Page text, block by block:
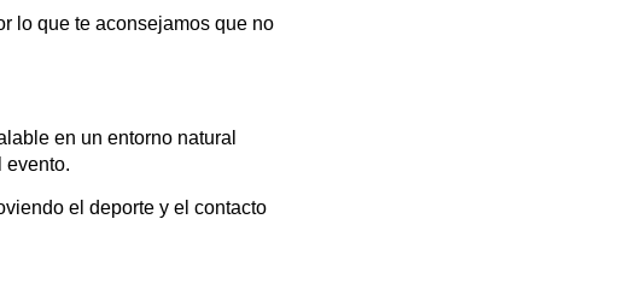
lo que te aconsejamos que no
en un entorno natural
evento.
el deporte y el contacto